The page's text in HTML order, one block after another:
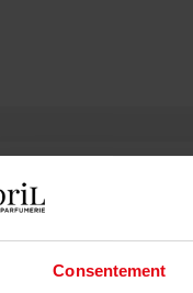
Consentement